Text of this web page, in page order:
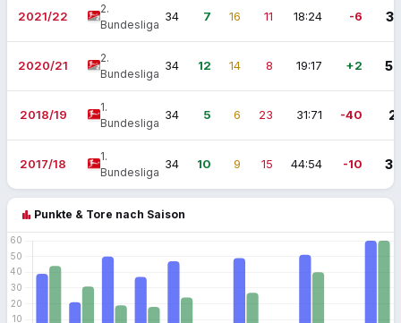
2021/22
2.
Bundesliga
34 7 16 11 18:24 -6 37
2020/21
2.
Bundesliga
34 12 14 8 19:17 +2 50
2018/19
1.
Bundesliga
34 5 6 23 31:71 -40 21
2017/18
1.
Bundesliga
34 10 9 15 44:54 -10 39
bar_chart Punkte & Tore nach Saison